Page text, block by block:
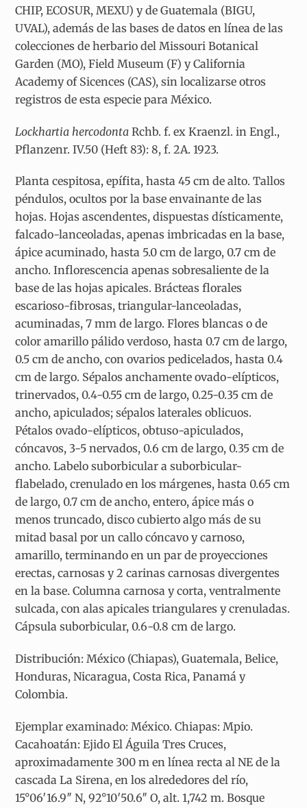
CHIP, ECOSUR, MEXU) y de Guatemala (BIGU,
UVAL), además de las bases de datos en línea de las
colecciones de herbario del Missouri Botanical
Garden (MO), Field Museum (F) y California
Academy of Sicences (CAS), sin localizarse otros
registros de esta especie para México.
Lockhartia hercodonta Rchb. f. ex Kraenzl. in Engl.,
Pflanzenr. IV.50 (Heft 83): 8, f. 2A. 1923.
Planta cespitosa, epífita, hasta 45 cm de alto. Tallos
péndulos, ocultos por la base envainante de las
hojas. Hojas ascendentes, dispuestas dísticamente,
falcado-lanceoladas, apenas imbricadas en la base,
ápice acuminado, hasta 5.0 cm de largo, 0.7 cm de
ancho. Inflorescencia apenas sobresaliente de la
base de las hojas apicales. Brácteas florales
escarioso-fibrosas, triangular-lanceoladas,
acuminadas, 7 mm de largo. Flores blancas o de
color amarillo pálido verdoso, hasta 0.7 cm de largo,
0.5 cm de ancho, con ovarios pedicelados, hasta 0.4
cm de largo. Sépalos anchamente ovado-elípticos,
trinervados, 0.4-0.55 cm de largo, 0.25-0.35 cm de
ancho, apiculados; sépalos laterales oblicuos.
Pétalos ovado-elípticos, obtuso-apiculados,
cóncavos, 3-5 nervados, 0.6 cm de largo, 0.35 cm de
ancho. Labelo suborbicular a suborbicular-
flabelado, crenulado en los márgenes, hasta 0.65 cm
de largo, 0.7 cm de ancho, entero, ápice más o
menos truncado, disco cubierto algo más de su
mitad basal por un callo cóncavo y carnoso,
amarillo, terminando en un par de proyecciones
erectas, carnosas y 2 carinas carnosas divergentes
en la base. Columna carnosa y corta, ventralmente
sulcada, con alas apicales triangulares y crenuladas.
Cápsula suborbicular, 0.6-0.8 cm de largo.
Distribución: México (Chiapas), Guatemala, Belice,
Honduras, Nicaragua, Costa Rica, Panamá y
Colombia.
Ejemplar examinado: México. Chiapas: Mpio.
Cacahoatán: Ejido El Águila Tres Cruces,
aproximadamente 300 m en línea recta al NE de la
cascada La Sirena, en los alrededores del río,
15°06′16.9″ N, 92°10′50.6″ O, alt. 1,742 m. Bosque